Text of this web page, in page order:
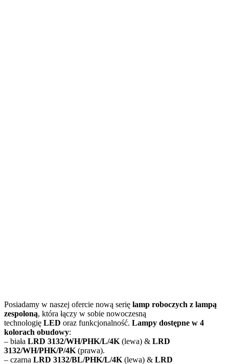
Posiadamy w naszej ofercie nową serię lamp roboczych z lampą
zespoloną, która łączy w sobie nowoczesną
technologię LED oraz funkcjonalność. Lampy dostępne w 4
kolorach obudowy:
– biała LRD 3132/WH/PHK/L/4K (lewa) & LRD
3132/WH/PHK/P/4K (prawa).
– czarna LRD 3132/BL/PHK/L/4K (lewa) & LRD